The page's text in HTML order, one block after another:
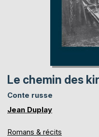
Le chemin des
Conte russe
Jean Duplay
Romans & récits